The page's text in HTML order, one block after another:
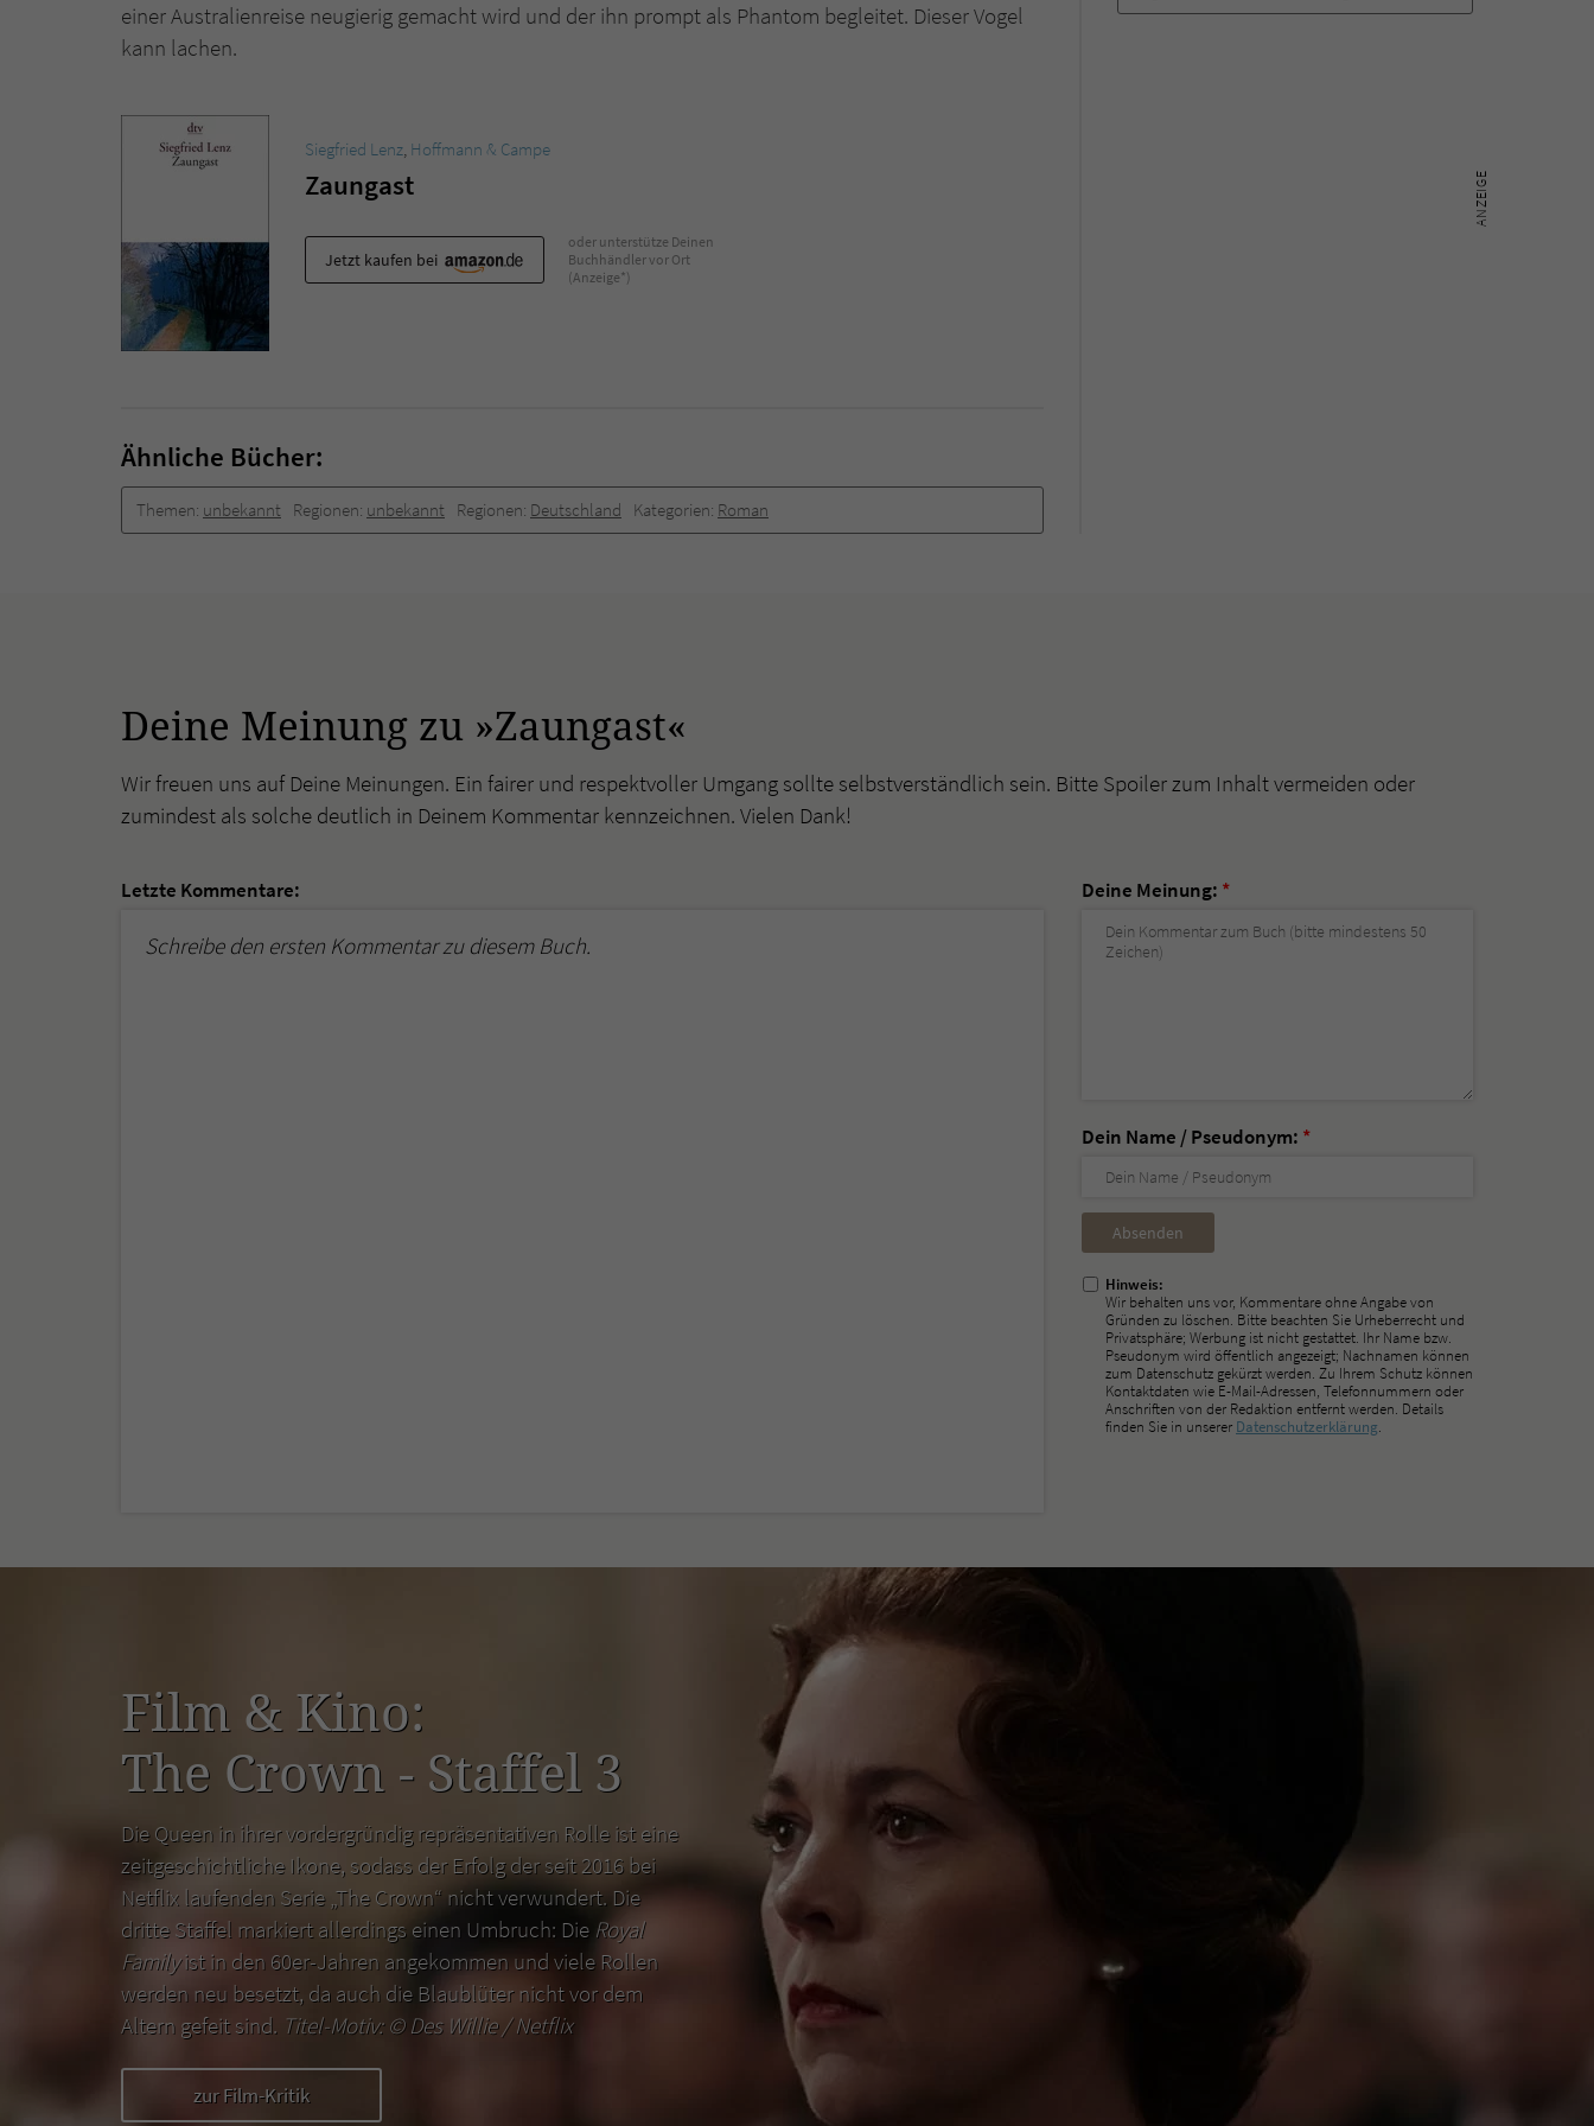
einer Australienreise neugierig gemacht wird und der ihn prompt als Phantom begleitet. Dieser Vogel
kann lachen.
Siegfried Lenz, Hoffmann & Campe
Zaungast
Jetzt kaufen bei
oder unterstütze Deinen
Buchhändler vor Ort
(Anzeige*)
Ähnliche Bücher:
Themen: unbekannt Regionen: unbekannt Regionen: Deutschland Kategorien: Roman
Deine Meinung zu »Zaungast«
Wir freuen uns auf Deine Meinungen. Ein fairer und respektvoller Umgang sollte selbstverständlich sein. Bitte Spoiler zum Inhalt vermeiden oder
zumindest als solche deutlich in Deinem Kommentar kennzeichnen. Vielen Dank!
Letzte Kommentare:
Schreibe den ersten Kommentar zu diesem Buch.
Deine Meinung: *
Dein Name / Pseudonym: *
Nicht
ausfüllen!
Hinweis:
Wir behalten uns vor, Kommentare ohne Angabe von
Gründen zu löschen. Bitte beachten Sie Urheberrecht und
Privatsphäre; Werbung ist nicht gestattet. Ihr Name bzw.
Pseudonym wird öffentlich angezeigt; Nachnamen können
zum Datenschutz gekürzt werden. Zu Ihrem Schutz können
Kontaktdaten wie E-Mail-Adressen, Telefonnummern oder
Anschriften von der Redaktion entfernt werden. Details
finden Sie in unserer Datenschutzerklärung.
Film & Kino:
The Crown - Staffel 3
Die Queen in ihrer vordergründig repräsentativen Rolle ist eine
zeitgeschichtliche Ikone, sodass der Erfolg der seit 2016 bei
Netflix laufenden Serie „The Crown“ nicht verwundert. Die
dritte Staffel markiert allerdings einen Umbruch: Die Royal
Familyist in den 60er-Jahren angekommen und viele Rollen
werden neu besetzt, da auch die Blaublüter nicht vor dem
Altern gefeit sind. Titel-Motiv: ©Des Willie / Netflix
zur Film-Kritik
Zweck
Webseite mit dem Benutzer. Es wird benötigt um z. B.
den Sicherheitscode des Kontaktformulars zu
überprüfen.